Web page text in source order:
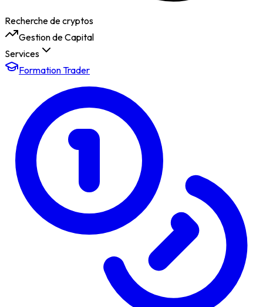
Recherche de cryptos
Gestion de Capital
Services
Formation Trader